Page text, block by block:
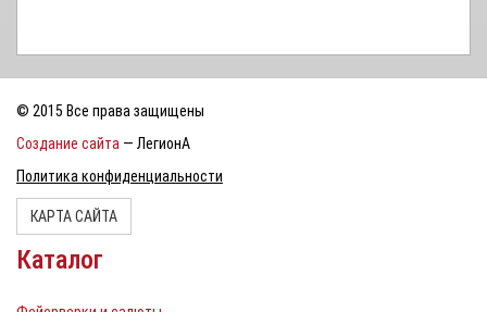
© 2015 Все права защищены
Создание сайта — ЛегионА
Политика конфиденциальности
КАРТА САЙТА
Каталог